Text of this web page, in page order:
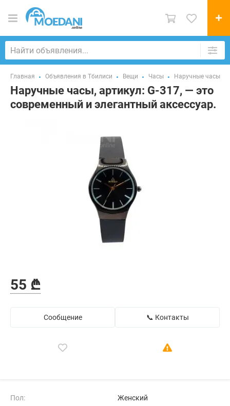
Главная Объявления в Тбилиси Вещи Часы Наручные часы
Наручные часы, артикул: G-317, — это
современный и элегантный аксессуар.
55 ₾
Сообщение 📞 Контакты
Пол: Женский